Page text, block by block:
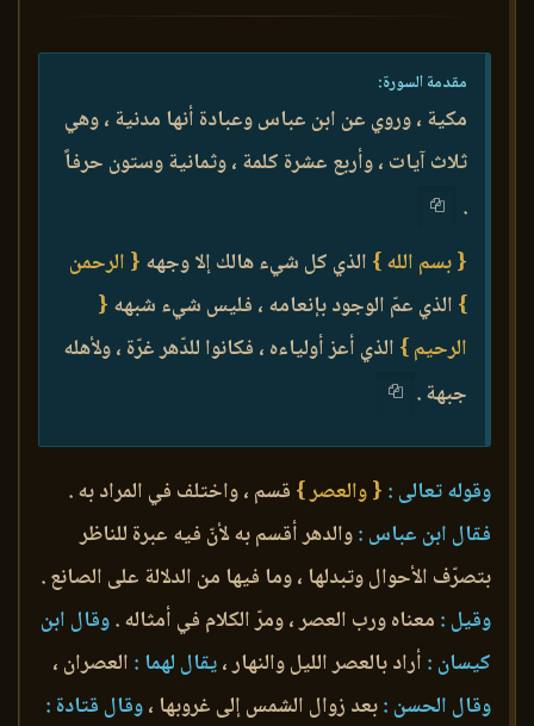
مقدمة السورة:
مكية ، وروي عن ابن عباس وعبادة أنها مدنية ، وهي
ثلاث آيات ، وأربع عشرة كلمة ، وثمانية وستون حرفاً
.
{ بسم الله } الذي كل شيء هالك إلا وجهه { الرحمن
} الذي عمّ الوجود بإنعامه ، فليس شيء شبهه {
الرحيم } الذي أعز أولياءه ، فكانوا للدّهر غرّة ، ولأهله
جبهة .
وقوله تعالى : { والعصر } قسم ، واختلف في المراد به .
فقال ابن عباس :والدهر أقسم به لأنّ فيه عبرة للناظر
بتصرّف الأحوال وتبدلها ، وما فيها من الدلالة على الصانع .
وقيل : معناه ورب العصر ، ومرّ الكلام في أمثاله .وقال ابن
كيسان : أراد بالعصر الليل والنهار ،يقال لهما : العصران ،
وقال الحسن :بعد زوال الشمس إلى غروبها ،وقال قتادة :